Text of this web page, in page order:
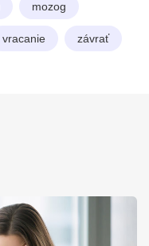
mozog
vracanie závrať